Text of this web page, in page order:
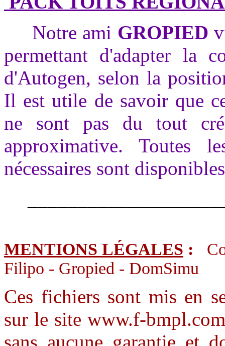
Notre ami GROPIED
permettant d'adapter la
d'Autogen, selon la
Il est utile de savoir que
ne sont pas du tout
approximative. Toutes
nécessaires sont
MENTIONS LÉGALES :
Filipo - Gropied - DomSimu
Ces fichiers sont mis en
sur le site www.f-
sans aucune garantie et